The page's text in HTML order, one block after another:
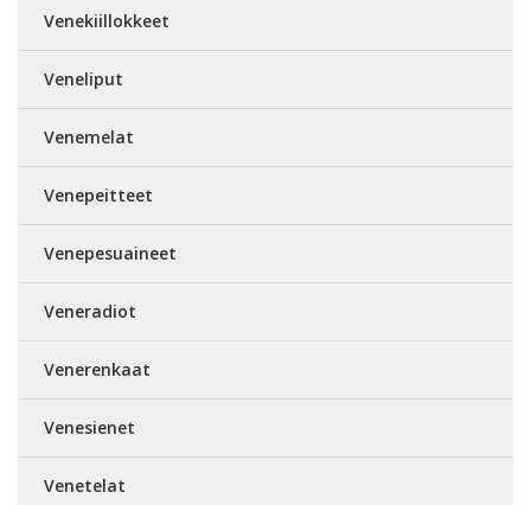
Venekiillokkeet
Veneliput
Venemelat
Venepeitteet
Venepesuaineet
Veneradiot
Venerenkaat
Venesienet
Venetelat